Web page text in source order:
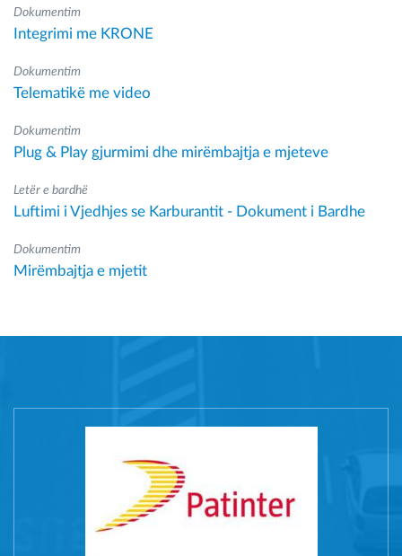
Dokumentim
Integrimi me KRONE
Dokumentim
Telematikë me video
Dokumentim
Plug & Play gjurmimi dhe mirëmbajtja e mjeteve
Letër e bardhë
Luftimi i Vjedhjes se Karburantit - Dokument i Bardhe
Dokumentim
Mirëmbajtja e mjetit